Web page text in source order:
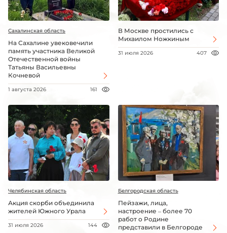
Сахалинская область
На Сахалине увековечили
память участника Великой
Отечественной войны
Татьяны Васильевны
Кочневой
1 августа 2026 161
В Москве простились с
Михаилом Ножкиным
31 июля 2026 407
Челябинская область
Акция скорби объединила
жителей Южного Урала
31 июля 2026 144
Белгородская область
Пейзажи, лица,
настроение – более 70
работ о Родине
представили в Белгороде